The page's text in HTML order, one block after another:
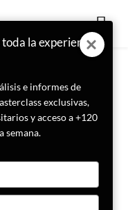
sobre
del
la experiencia
e informes de
exclusivas,
y acceso a +120
semana.